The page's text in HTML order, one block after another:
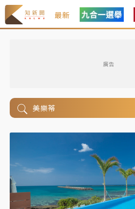
最新
廣告
美樂蒂